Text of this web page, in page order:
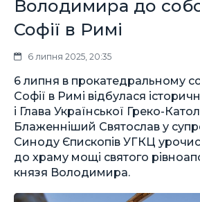
Володимира до
Софії в Римі
6 липня 2025, 20:35
6 липня в прокатедральному
Софії в Римі відбулася
і Глава Української Греко-
Блаженніший Святослав у
Синоду Єпископів УГКЦ
до храму мощі святого
князя Володимира.